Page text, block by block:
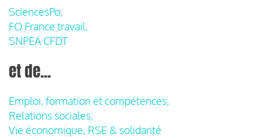
SciencesPo,
FO France travail,
SNPEA CFDT
et de...
Emploi, formation et compétences,
Relations sociales,
Vie économique, RSE & solidarité